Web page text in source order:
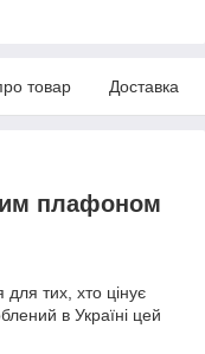
товар Доставка
плафоном
тих, хто цінує
в Україні цей